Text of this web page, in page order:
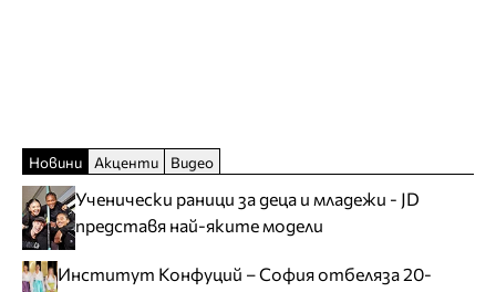
Новини Акценти Видео
Ученически раници за деца и младежи - JD
представя най-яките модели
Институт Конфуций – София отбеляза 20-